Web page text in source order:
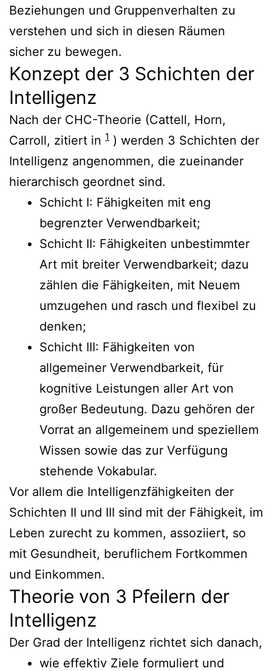
Beziehungen und Gruppenverhalten zu
verstehen und sich in diesen Räumen
sicher zu bewegen.
Konzept der 3 Schichten der
Intelligenz
Nach der CHC-Theorie (Cattell, Horn,
Carroll, zitiert in 1 ) werden 3 Schichten der
Intelligenz angenommen, die zueinander
hierarchisch geordnet sind.
Schicht I: Fähigkeiten mit eng
begrenzter Verwendbarkeit;
Schicht II: Fähigkeiten unbestimmter
Art mit breiter Verwendbarkeit; dazu
zählen die Fähigkeiten, mit Neuem
umzugehen und rasch und flexibel zu
denken;
Schicht III: Fähigkeiten von
allgemeiner Verwendbarkeit, für
kognitive Leistungen aller Art von
großer Bedeutung. Dazu gehören der
Vorrat an allgemeinem und speziellem
Wissen sowie das zur Verfügung
stehende Vokabular.
Vor allem die Intelligenzfähigkeiten der
Schichten II und III sind mit der Fähigkeit, im
Leben zurecht zu kommen, assoziiert, so
mit Gesundheit, beruflichem Fortkommen
und Einkommen.
Theorie von 3 Pfeilern der
Intelligenz
Der Grad der Intelligenz richtet sich danach,
wie effektiv Ziele formuliert und